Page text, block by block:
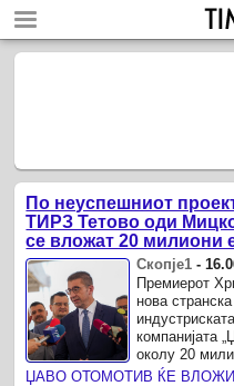
По неуспешниот
ТИРЗ Тетово оди
се вложат 20 милиони
работни местаСкопје1 -
Премиерот
нова
компанијата
околу 20
работни места.